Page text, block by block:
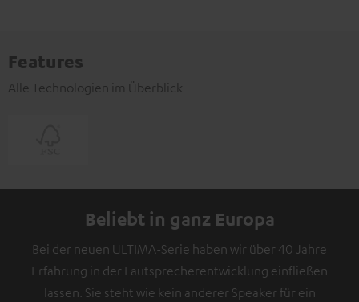
Features
Alle Technologien im Überblick
Beliebt in ganz Europa
Bei der neuen ULTIMA-Serie haben wir über 40 Jahre
Erfahrung in der Lautsprecherentwicklung einfließen
lassen. Sie steht wie kein anderer Speaker für ein